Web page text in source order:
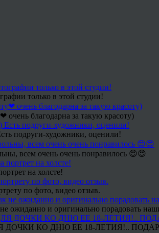
только в этой студии!
очень благодарна за такую красоту)
подруги-художники, оценили!
всем очень очень понравилось 😍😍
на холсте!
по фото, видео отзыв.
ожиданно и оригинально порадовать
КО ДНЮ ЕЕ 18-ЛЕТИЯ!..